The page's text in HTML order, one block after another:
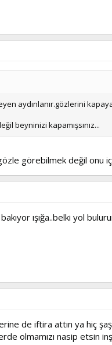
aydınlanır.gözlerini
beyninizi kapamışsınız...
gözle görebilmek değil onu
ışığa..belki yol
de iftira attın ya hiç
olmamızı nasip etsin